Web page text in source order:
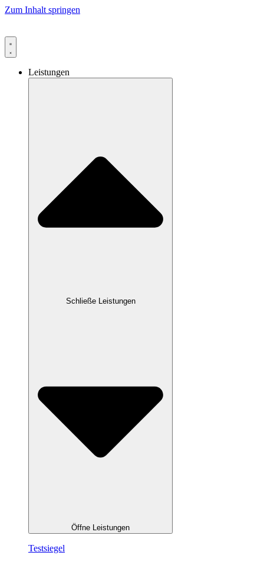
Zum Inhalt springen
Leistungen
Schließe Leistungen
Öffne Leistungen
Testsiegel